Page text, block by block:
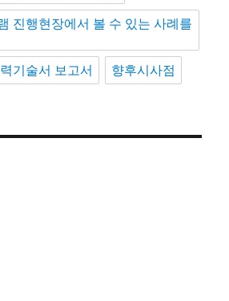
진행현장에서 볼 수 있는 사례를
기술서 보고서 향후시사점